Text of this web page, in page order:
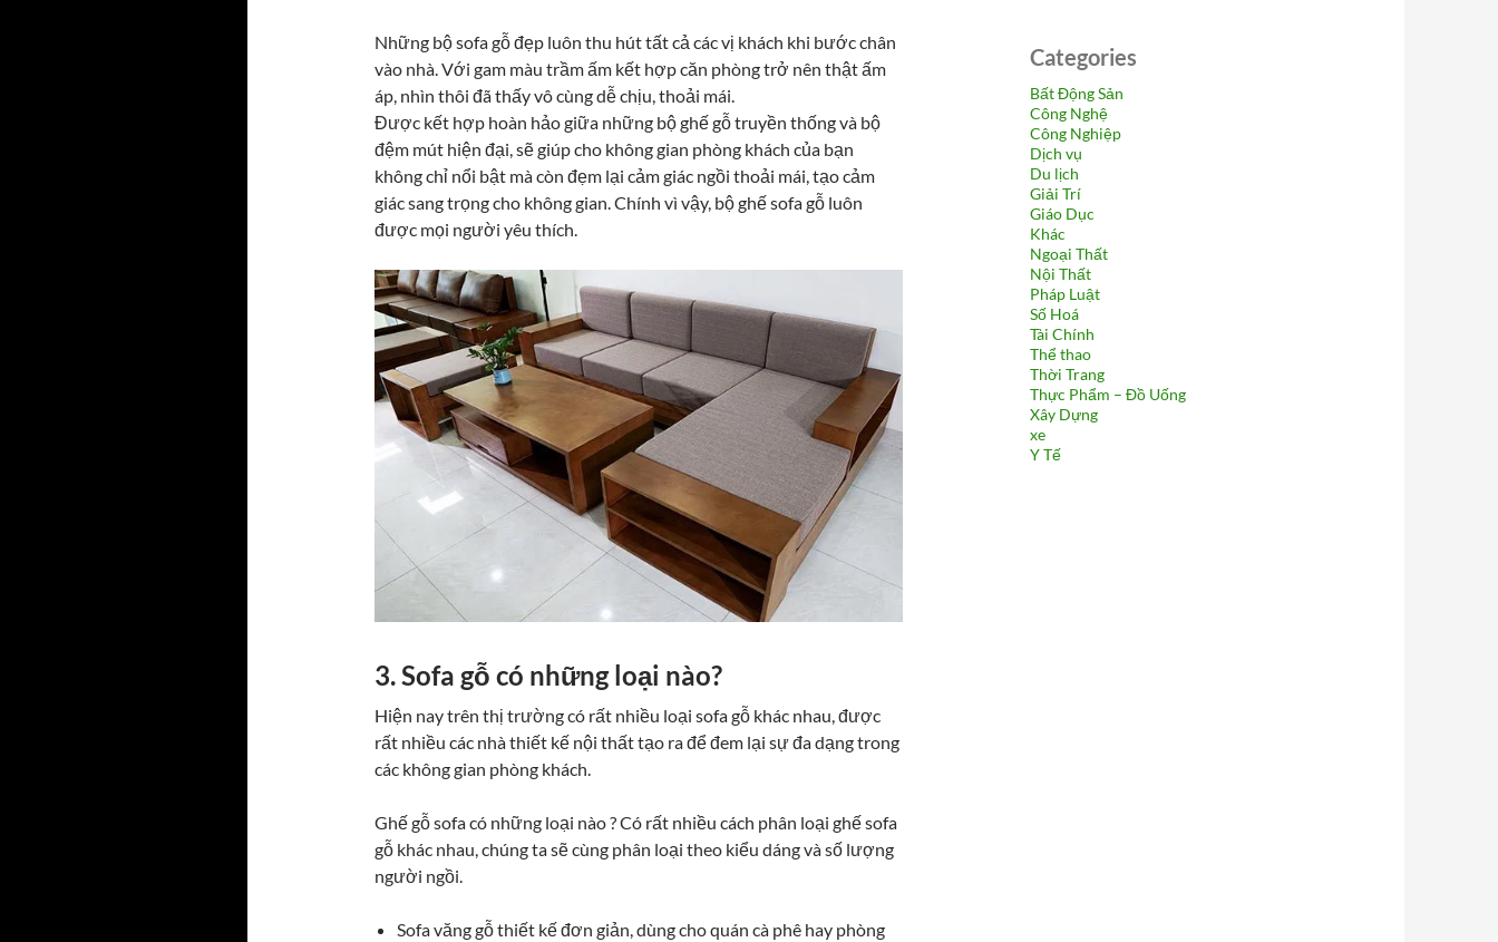
Những bộ sofa gỗ đẹp luôn thu hút tất cả các vị khách khi bước chân
vào nhà. Với gam màu trầm ấm kết hợp căn phòng trở nên thật ấm
áp, nhìn thôi đã thấy vô cùng dễ chịu, thoải mái.
Được kết hợp hoàn hảo giữa những bộ ghế gỗ truyền thống và bộ
đệm mút hiện đại, sẽ giúp cho không gian phòng khách của bạn
không chỉ nổi bật mà còn đẹm lại cảm giác ngồi thoải mái, tạo cảm
giác sang trọng cho không gian. Chính vì vậy, bộ ghế sofa gỗ luôn
được mọi người yêu thích.
3. Sofa gỗ có những loại nào?
Hiện nay trên thị trường có rất nhiều loại sofa gỗ khác nhau, được
rất nhiều các nhà thiết kế nội thất tạo ra để đem lại sự đa dạng trong
các không gian phòng khách.
Ghế gỗ sofa có những loại nào ? Có rất nhiều cách phân loại ghế sofa
gỗ khác nhau, chúng ta sẽ cùng phân loại theo kiểu dáng và số lượng
người ngồi.
Sofa văng gỗ thiết kế đơn giản, dùng cho quán cà phê hay phòng
Categories
Bất Động Sản
Công Nghệ
Công Nghiệp
Dịch vụ
Du lịch
Giải Trí
Giáo Dục
Khác
Ngoại Thất
Nội Thất
Pháp Luật
Số Hoá
Tài Chính
Thể thao
Thời Trang
Thực Phẩm – Đồ Uống
Xây Dựng
xe
Y Tế